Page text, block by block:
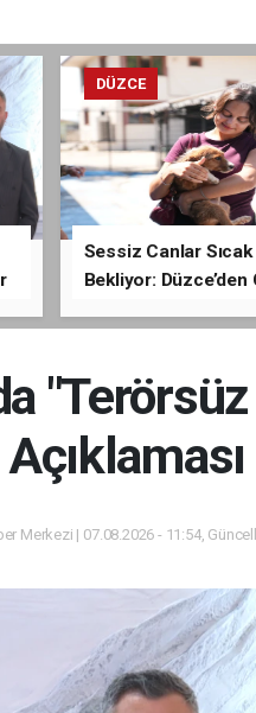
DÜZCE
Sessiz Canlar
Bekliyor: Düzce’den
Merkezi | 07.08.2026 - 11:54,